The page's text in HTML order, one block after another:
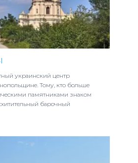
украинский центр
Тому, кто больше
памятниками знаком
барочный